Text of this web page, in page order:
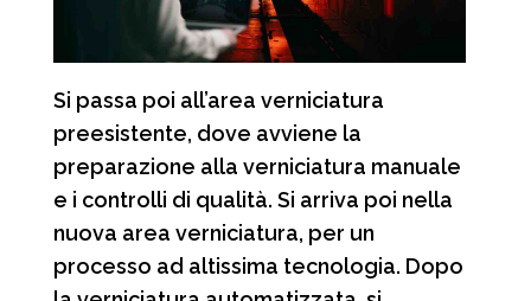
Si passa poi all’area verniciatura
preesistente, dove avviene la
preparazione alla verniciatura manuale
e i controlli di qualità. Si arriva poi nella
nuova area verniciatura, per un
processo ad altissima tecnologia. Dopo